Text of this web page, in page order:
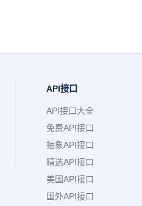
API接口
API接口大全
免费API接口
抽象API接口
精选API接口
美国API接口
国外API接口